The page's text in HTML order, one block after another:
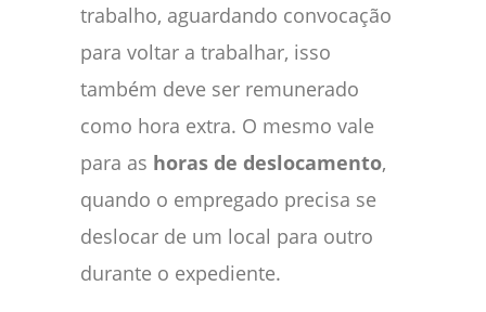
trabalho, aguardando convocação
para voltar a trabalhar, isso
também deve ser remunerado
como hora extra. O mesmo vale
para as horas de deslocamento,
quando o empregado precisa se
deslocar de um local para outro
durante o expediente.